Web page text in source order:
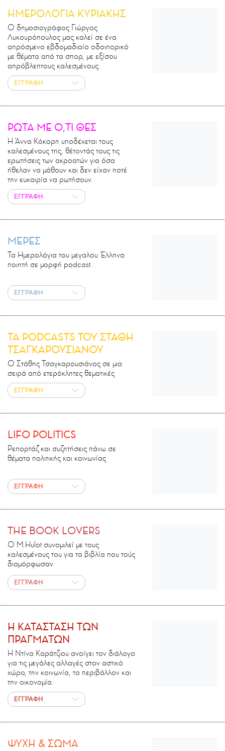
ΗΜΕΡΟΛΟΓΙΑ ΚΥΡΙΑΚΗΣ
Ο δημοσιογράφος Γιώργος
Λυκουρόπουλος μας καλεί σε ένα
απρόσμενο εβδομαδιαίο οδοιπορικό
με θέματα από τα σπορ, με εξίσου
απρόβλεπτους καλεσμένους.
ΕΓΓΡΑΦΗ
ΡΩΤΑ ΜΕ Ο,ΤΙ ΘΕΣ
Η Άννα Κόκορη υποδέχεται τους
καλεσμένους της, θέτοντάς τους τις
ερωτήσεις των ακροατών για όσα
ήθελαν να μάθουν και δεν είχαν ποτέ
την ευκαιρία να ρωτήσουν.
ΕΓΓΡΑΦΗ
ΜΕΡΕΣ
Τα Ημερολόγια του μεγαλου Έλληνα
ποιητή σε μορφή podcast.
ΕΓΓΡΑΦΗ
ΤΑ PODCASTS ΤΟΥ ΣΤΑΘΗ
ΤΣΑΓΚΑΡΟΥΣΙΑΝΟΥ
Ο Στάθης Τσαγκαρουσιάνος σε μια
σειρά από ετερόκλητες θεματικές
ΕΓΓΡΑΦΗ
LIFO POLITICS
Ρεπορτάζ και συζητήσεις πάνω σε
θέματα πολιτικής και κοινωνίας
ΕΓΓΡΑΦΗ
THE BOOK LOVERS
Ο M.Ηulot συνομιλεί με τους
καλεσμένους του για τα βιβλία που τούς
διαμόρφωσαν
ΕΓΓΡΑΦΗ
H ΚΑΤΑΣΤΑΣΗ ΤΩΝ
ΠΡΑΓΜΑΤΩΝ
Η Ντίνα Καράτζιου ανοίγει τον διάλογο
για τις μεγάλες αλλαγές στον αστικό
χώρο, την κοινωνία, το περιβάλλον και
την οικονομία.
ΕΓΓΡΑΦΗ
ΨΥΧΗ & ΣΩΜΑ